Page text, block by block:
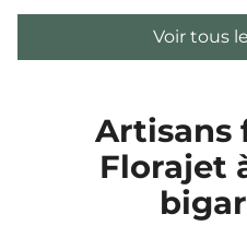
Voir tous
Artisans
Florajet